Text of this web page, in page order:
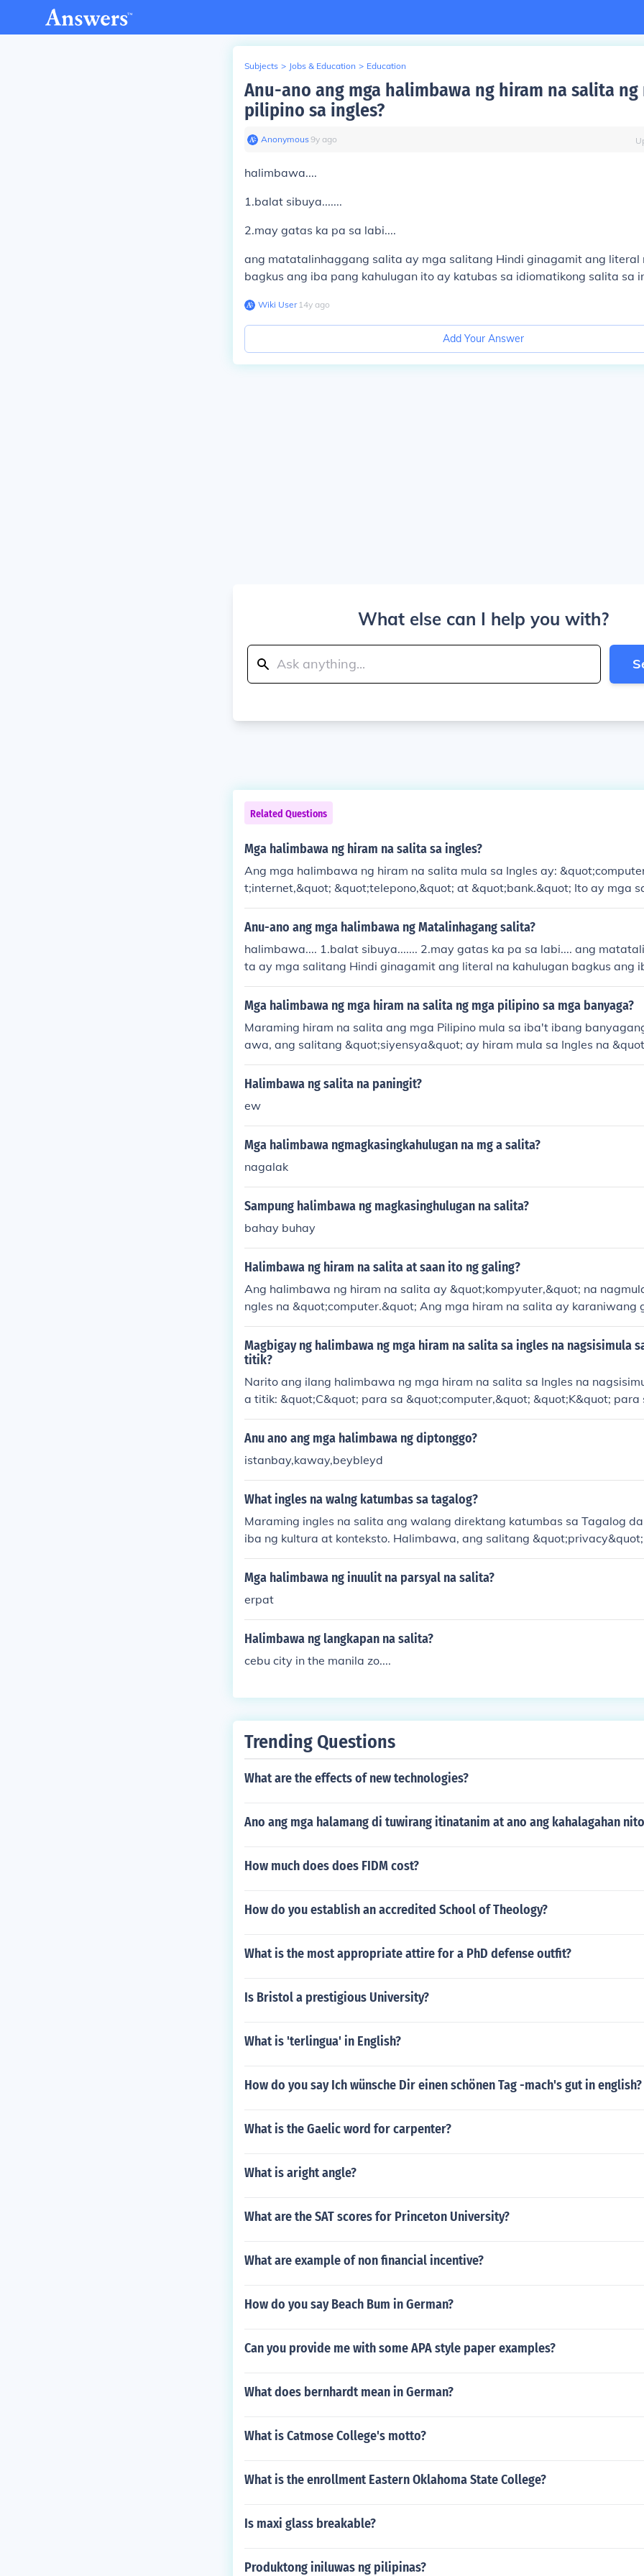
Subjects > Jobs & Education > Education
Anu-ano ang mga halimbawa ng hiram na salita ng
pilipino sa ingles?
Anonymous∙9y ago
halimbawa....
1.balat sibuya.......
2.may gatas ka pa sa labi....
ang matatalinhaggang salita ay mga salitang Hindi ginagamit ang literal
bagkus ang iba pang kahulugan ito ay katubas sa idiomatikong salita sa
Wiki User∙14y ago
Add Your Answer
What else can I help you with?
Related Questions
Mga halimbawa ng hiram na salita sa ingles?
Ang mga halimbawa ng hiram na salita mula sa Ingles ay:
t;internet,&quot; &quot;telepono,&quot; at &quot;bank.&quot; Ito ay mga
mit sa araw-araw na buhay at karaniwan nang tinatanggap sa wikang
ggamit ng mga hiram na salita ay nagpapakita ng impluwensya ng
Anu-ano ang mga halimbawa ng Matalinhagang salita?
halimbawa.... 1.balat sibuya....... 2.may gatas ka pa sa labi.... ang
ta ay mga salitang Hindi ginagamit ang literal na kahulugan bagkus ang
ugan ito ay katubas sa idiomatikong salita sa ingles
Mga halimbawa ng mga hiram na salita ng mga pilipino sa mga banyaga?
Maraming hiram na salita ang mga Pilipino mula sa iba't ibang
awa, ang salitang &quot;siyensya&quot; ay hiram mula sa Ingles na
t; habang ang &quot;kompyuter&quot; ay mula sa &quot;computer.&quot;
a Espanyol, hiram ang &quot;mesa&quot; (table) at &quot;silla&quot;
sa ating wika at araw-araw na buhay.
Halimbawa ng salita na paningit?
ew
Mga halimbawa ngmagkasingkahulugan na mg a salita?
nagalak
Sampung halimbawa ng magkasinghulugan na salita?
bahay buhay
Halimbawa ng hiram na salita at saan ito ng galing?
Ang halimbawa ng hiram na salita ay &quot;kompyuter,&quot; na
ngles na &quot;computer.&quot; Ang mga hiram na salita ay karaniwang
mga teknikal na konteksto o sa mga bagong konsepto na walang
a wika. Iba pang halimbawa ay &quot;telepono&quot; mula sa
&quot;internet&quot; mula sa &quot;internet.&quot; Ang paggamit ng
a ay nagpapakita ng impluwensya ng ibang wika sa Filipino.
Magbigay ng halimbawa ng mga hiram na salita sa ingles na nagsisimula
titik?
Narito ang ilang halimbawa ng mga hiram na salita sa Ingles na
a titik: &quot;C&quot; para sa &quot;computer,&quot; &quot;K&quot; para
hup,&quot; at &quot;X&quot; para sa &quot;x-ray.&quot; Ang mga
wang ginagamit sa pang-araw-araw na buhay at ipinakilala mula sa
Anu ano ang mga halimbawa ng diptonggo?
istanbay,kaway,beybleyd
What ingles na walng katumbas sa tagalog?
Maraming ingles na salita ang walang direktang katumbas sa Tagalog
iba ng kultura at konteksto. Halimbawa, ang salitang
alin nang tumpak sa Tagalog, dahil ang konsepto ng privacy ay
nawa sa mga Pilipino. Sa mga ganitong kaso, kadalasang ginagamit ang
Mga halimbawa ng inuulit na parsyal na salita?
erpat
Halimbawa ng langkapan na salita?
cebu city in the manila zo....
Trending Questions
What are the effects of new technologies?
Ano ang mga halamang di tuwirang itinatanim at ano ang kahalagahan
How much does does FIDM cost?
How do you establish an accredited School of Theology?
What is the most appropriate attire for a PhD defense outfit?
Is Bristol a prestigious University?
What is 'terlingua' in English?
How do you say Ich wünsche Dir einen schönen Tag -mach's gut in english?
What is the Gaelic word for carpenter?
What is aright angle?
What are the SAT scores for Princeton University?
What are example of non financial incentive?
How do you say Beach Bum in German?
Can you provide me with some APA style paper examples?
What does bernhardt mean in German?
What is Catmose College's motto?
What is the enrollment Eastern Oklahoma State College?
Is maxi glass breakable?
Produktong iniluwas ng pilipinas?